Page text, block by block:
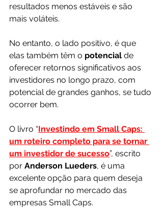
resultados menos estáveis e são
mais voláteis.
No entanto, o lado positivo, é que
elas também têm o potencial de
oferecer retornos significativos aos
investidores no longo prazo, com
potencial de grandes ganhos, se tudo
ocorrer bem.
O livro “Investindo em Small Caps:
um roteiro completo para se tornar
um investidor de sucesso”, escrito
por Anderson Lueders, é uma
excelente opção para quem deseja
se aprofundar no mercado das
empresas Small Caps.